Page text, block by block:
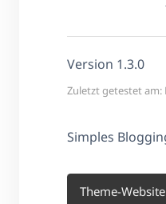
Version 1.3.0
Zuletzt getestet am:
Simples
Theme-Website